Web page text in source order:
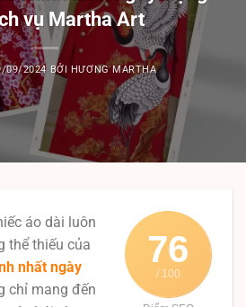
vụ Martha Art
09/2024 BỞI HƯƠNG MARTHA
76
/ 100
áo dài luôn
thể thiếu của
nhất ngày
chỉ mang đến